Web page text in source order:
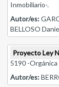
Inmobiliario-.
Autor/es:
BELLOSO
Proyecto Ley
5190 -Orgánica
Autor/es: